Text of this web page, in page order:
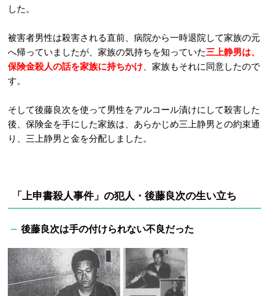
した。
被害者男性は殺害される直前、病院から一時退院して家族の元
へ帰っていましたが、家族の気持ちを知っていた三上静男は、
保険金殺人の話を家族に持ちかけ 、家族もそれに同意したので
す。
そして後藤良次を使って男性をアルコール漬けにして殺害した
後、保険金を手にした家族は、 あらかじめ三上静男との約束通
り、三上静男と金を分配しました。
「上申書殺人事件」の犯人・後藤良次の生い立ち
後藤良次は手の付けられない不良だった